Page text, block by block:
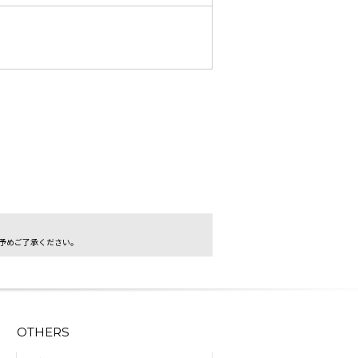
ご了承ください。
OTHERS